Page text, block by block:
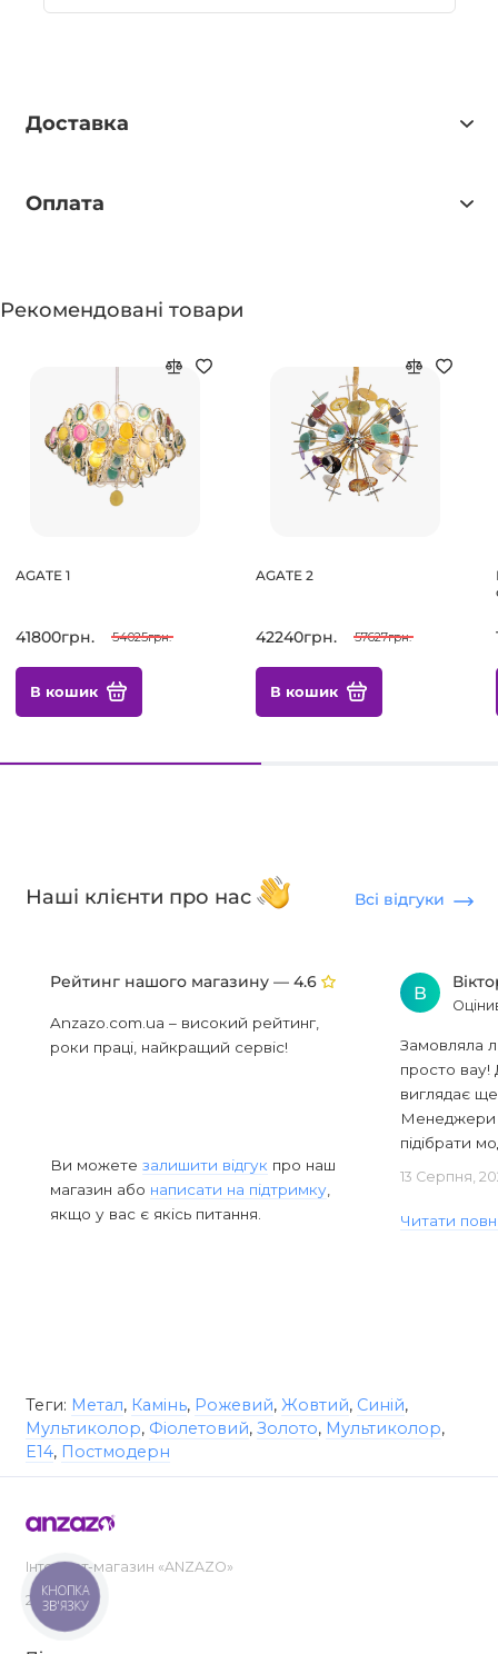
Доставка
Оплата
Рекомендовані товари
AGATE 1
41800грн. 54025грн.
В кошик
AGATE 2
42240грн. 57627грн.
В кошик
Наші клієнти про нас Всі відгуки
Рейтинг нашого магазину — 4.6
Anzazo.com.ua – високий рейтинг,
роки праці, найкращий сервіс!
Ви можете залишити відгук про наш
магазин або написати на підтримку
якщо у вас є якісь питання.
В
Замовляла
просто вау!
виглядає
Менеджери
підібрати
13 Серпня,
Читати
Теги: Метал, Камінь, Рожевий, Жовтий, Синій,
Мультиколор, Фіолетовий, Золото, Мультиколор,
E14, Постмодерн
Інтернет-магазин «ANZAZO»
2019-2026
КНОПКА
ЗВ'ЯЗКУ